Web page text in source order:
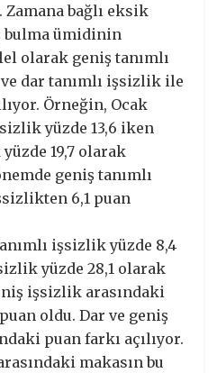
bağlı eksik
bulma ümidinin
olarak geniş tanımlı
dar tanımlı işsizlik ile
Örneğin, Ocak
yüzde 13,6 iken
19,7 olarak
geniş tanımlı
6,1 puan
işsizlik yüzde 8,4
yüzde 28,1 olarak
işsizlik arasındaki
oldu. Dar ve geniş
puan farkı açılıyor.
makasın bu